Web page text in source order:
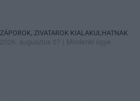
ZÁPOROK, ZIVATAROK KIALAKULHATNAK
2026. augusztus 07 Mindenki ügye